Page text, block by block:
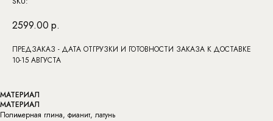
2599.00 р.
ПРЕДЗАКАЗ - ДАТА ОТГРУЗКИ И ГОТОВНОСТИ ЗАКАЗА К ДОСТАВКЕ
10-15 АВГУСТА
МАТЕРИАЛ
МАТЕРИАЛ
Полимерная глина, фианит, латунь